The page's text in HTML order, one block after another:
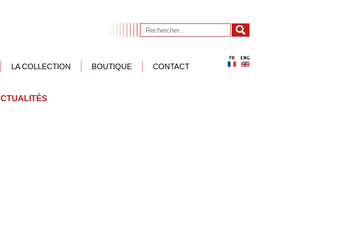
LA COLLECTION BOUTIQUE CONTACT